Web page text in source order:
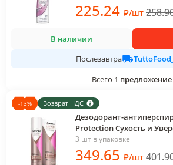
225.24 ₽/шт
В наличии
Послезавтра
Всего 1 предложение
-13% Возврат НДС
Дезодорант-
Protection Сухость и
мл., картон
3 шт в упаковке
349.65 ₽/шт